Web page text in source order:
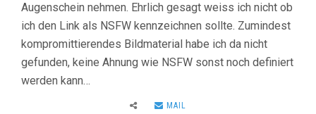
Augenschein nehmen. Ehrlich gesagt weiss ich nicht ob
ich den Link als NSFW kennzeichnen sollte. Zumindest
kompromittierendes Bildmaterial habe ich da nicht
gefunden, keine Ahnung wie NSFW sonst noch definiert
werden kann…
MAIL